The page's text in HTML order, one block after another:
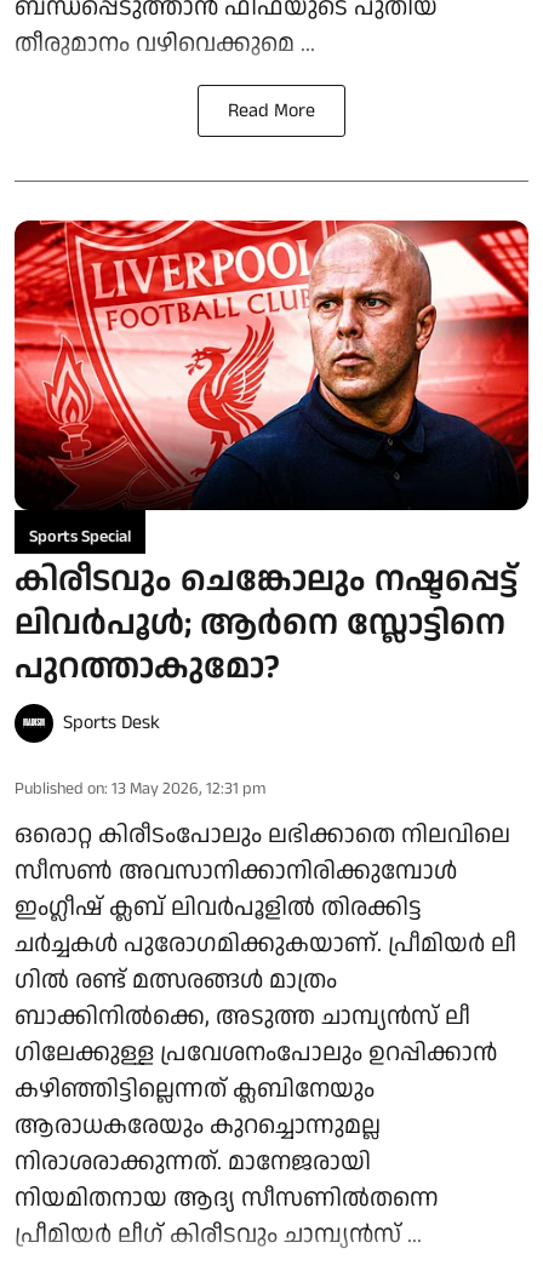
ബന്ധപ്പെടുത്താൻ ഫിഫയുടെ പുതിയ
തീരുമാനം വഴിവെക്കുമെ ...
Read More
Sports Special
കിരീടവും ചെങ്കോലും നഷ്ടപ്പെട്ട്
ലിവർപൂള്‍; ആർനെ സ്ലോട്ടിനെ
പുറത്താകുമോ?
Sports Desk
Published on: 13 May 2026, 12:31 pm
ഒരൊറ്റ കിരീടംപോലും ലഭിക്കാതെ നിലവിലെ
സീസൺ അവസാനിക്കാനിരിക്കുമ്പോൾ
ഇംഗ്ലീഷ് ക്ലബ് ലിവർപൂളി‍ൽ തിരക്കിട്ട
ചർച്ചകള്‍ പുരോഗമിക്കുകയാണ്. പ്രീമിയർ ലീ​
ഗിൽ രണ്ട് മത്സരങ്ങൾ മാത്രം
ബാക്കിനിൽക്കെ, അടുത്ത ചാമ്പ്യൻസ് ലീ​
ഗിലേക്കുള്ള പ്രവേശനംപോലും ഉറപ്പിക്കാൻ
കഴിഞ്ഞിട്ടില്ലെന്നത് ക്ലബിനേയും
ആരാധകരേയും കുറച്ചൊന്നുമല്ല
നിരാശരാക്കുന്നത്. മാനേജരായി
നിയമിതനായ ആദ്യ സീസണിൽതന്നെ
പ്രീമിയർ ലീ​ഗ് കിരീടവും ചാമ്പ്യൻസ് ...